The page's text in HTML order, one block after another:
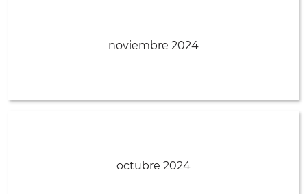
noviembre 2024
octubre 2024